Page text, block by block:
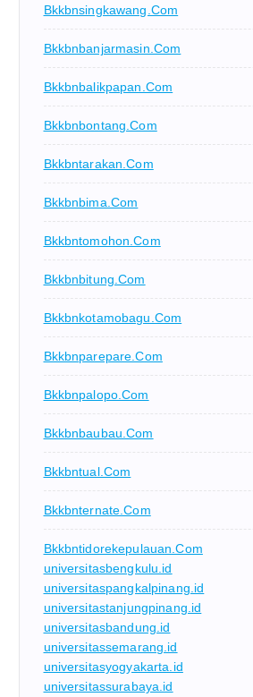
Bkkbnsingkawang.com
Bkkbnbanjarmasin.com
Bkkbnbalikpapan.com
Bkkbnbontang.com
Bkkbntarakan.com
Bkkbnbima.com
Bkkbntomohon.com
Bkkbnbitung.com
Bkkbnkotamobagu.com
Bkkbnparepare.com
Bkkbnpalopo.com
Bkkbnbaubau.com
Bkkbntual.com
Bkkbnternate.com
Bkkbntidorekepulauan.com
universitasbengkulu.id
universitaspangkalpinang.id
universitastanjungpinang.id
universitasbandung.id
universitassemarang.id
universitasyogyakarta.id
universitassurabaya.id